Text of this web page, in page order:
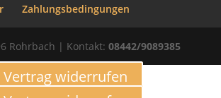
Zahlungsbedingungen
Rohrbach | Kontakt:08442/9089385
Vertrag widerrufen